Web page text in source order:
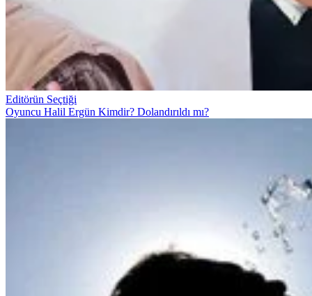
Editörün Seçtiği
Oyuncu Halil Ergün Kimdir? Dolandırıldı mı?